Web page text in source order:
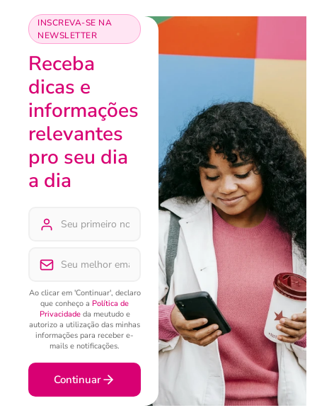
INSCREVA-SE NA
NEWSLETTER
Receba
dicas e
informações
relevantes
pro seu dia
a dia
Ao clicar em 'Continuar', declaro
que conheço a Política de
Privacidadeda meutudo e
autorizo a utilização das minhas
informações para receber e-
mails e notificações.
Continuar